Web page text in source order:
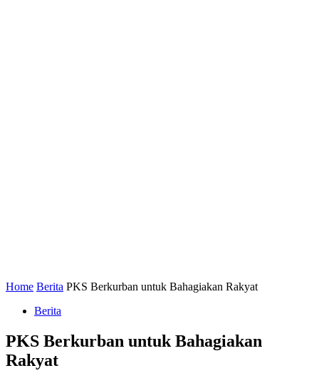
Home Berita PKS Berkurban untuk Bahagiakan Rakyat
Berita
PKS Berkurban untuk Bahagiakan
Rakyat